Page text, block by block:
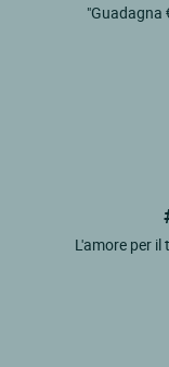
"Guadagna
L'amore per